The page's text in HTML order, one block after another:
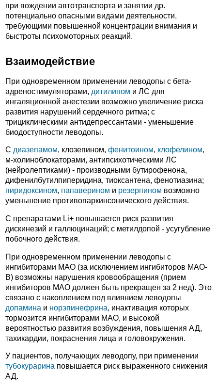
при вождении автотранспорта и занятии др.
потенциально опасными видами деятельности,
требующими повышенной концентрации внимания и
быстроты психомоторных реакций.
Взаимодействие
При одновременном применении леводопы с бета-
адреностимуляторами, дитилином и ЛС для
ингаляционной анестезии возможно увеличение риска
развития нарушений сердечного ритма; с
трициклическими антидепрессантами - уменьшение
биодоступности леводопы.
С диазепамом, клозепином, фенитоином, клофелином,
м-холиноблокаторами, антипсихотическими ЛС
(нейролептиками) - производными бутирофенона,
дифенилбутилпиперидина, тиоксантена, фенотиазина;
пиридоксином, папаверином и резерпином возможно
уменьшение противопаркинсонического действия.
С препаратами Li+ повышается риск развития
дискинезий и галлюцинаций; с метилдопой - усугубление
побочного действия.
При одновременном применении леводопы с
ингибиторами МАО (за исключением ингибиторов МАО-
В) возможны нарушения кровообращения (прием
ингибиторов МАО должен быть прекращен за 2 нед). Это
связано с накоплением под влиянием леводопы
допамина и норэпинефрина, инактивация которых
тормозится ингибиторами МАО, и высокой
вероятностью развития возбуждения, повышения АД,
тахикардии, покраснения лица и головокружения.
У пациентов, получающих леводопу, при применении
тубокурарина повышается риск выраженного снижения
АД.